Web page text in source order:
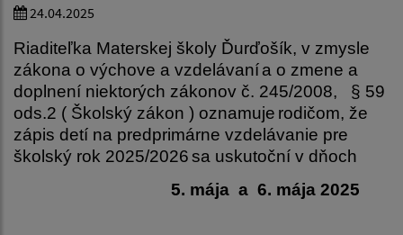
24.04.2025
Riaditeľka Materskej školy Ďurďošík, v zmysle
zákona o výchove a vzdelávanía o zmene a
doplnení niektorých zákonov č. 245/2008, § 59
ods.2 ( Školský zákon ) oznamuje rodičom, že
zápis detí na predprimárne vzdelávanie pre
školský rok 2025/2026sa uskutoční v dňoch
5. mája a 6. mája 2025